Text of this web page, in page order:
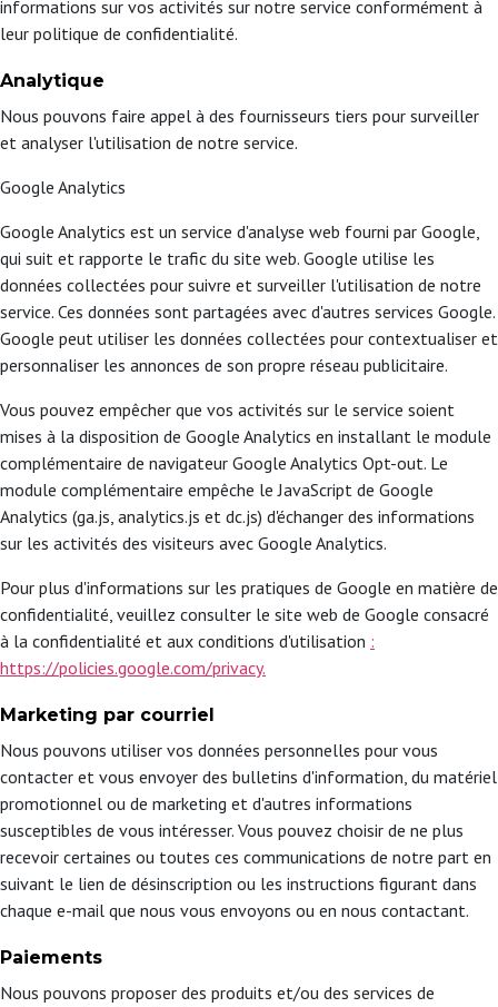
informations sur vos activités sur notre service conformément à
leur politique de confidentialité.
Analytique
Nous pouvons faire appel à des fournisseurs tiers pour surveiller
et analyser l'utilisation de notre service.
Google Analytics
Google Analytics est un service d'analyse web fourni par Google,
qui suit et rapporte le trafic du site web. Google utilise les
données collectées pour suivre et surveiller l'utilisation de notre
service. Ces données sont partagées avec d'autres services Google.
Google peut utiliser les données collectées pour contextualiser et
personnaliser les annonces de son propre réseau publicitaire.
Vous pouvez empêcher que vos activités sur le service soient
mises à la disposition de Google Analytics en installant le module
complémentaire de navigateur Google Analytics Opt-out. Le
module complémentaire empêche le JavaScript de Google
Analytics (ga.js, analytics.js et dc.js) d'échanger des informations
sur les activités des visiteurs avec Google Analytics.
Pour plus d'informations sur les pratiques de Google en matière de
confidentialité, veuillez consulter le site web de Google consacré
à la confidentialité et aux conditions d'utilisation :
https://policies.google.com/privacy.
Marketing par courriel
Nous pouvons utiliser vos données personnelles pour vous
contacter et vous envoyer des bulletins d'information, du matériel
promotionnel ou de marketing et d'autres informations
susceptibles de vous intéresser. Vous pouvez choisir de ne plus
recevoir certaines ou toutes ces communications de notre part en
suivant le lien de désinscription ou les instructions figurant dans
chaque e-mail que nous vous envoyons ou en nous contactant.
Paiements
Nous pouvons proposer des produits et/ou des services de